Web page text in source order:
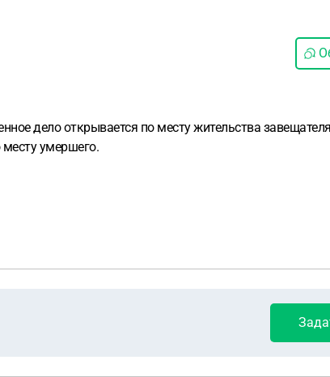
дело открывается по месту жительства
месту умершего.